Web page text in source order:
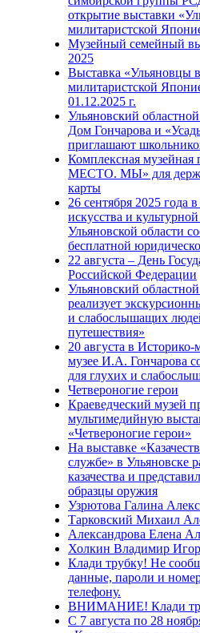
открытие выставки
милитаристской
Музейный семейный
2025
Выставка «Ульяновцы
милитаристской
01.12.2025 г.
Ульяновский
Дом Гончарова и
приглашают
Комплексная
МЕСТО. МЫ» для
карты
26 сентября 2025 года
искусства и
Ульяновской области
бесплатной
22 августа – День
Российской Федерации
Ульяновский
реализует
и слабослышащих
путешествия»
20 августа в
музее И.А. Гончарова
для глухих и
Четвероногие герои
Краеведческий музей
мультимедийную
«Четвероногие герои»
На выставке
службе» в Ульяновске
казачества и
образцы оружия
Узрютова Галина
Тарковский Михаил
Александрова Елена
Холкин Владимир
Клади трубку! Не
данные, пароли и
телефону.
ВНИМАНИЕ! Клади
С 7 августа по 28